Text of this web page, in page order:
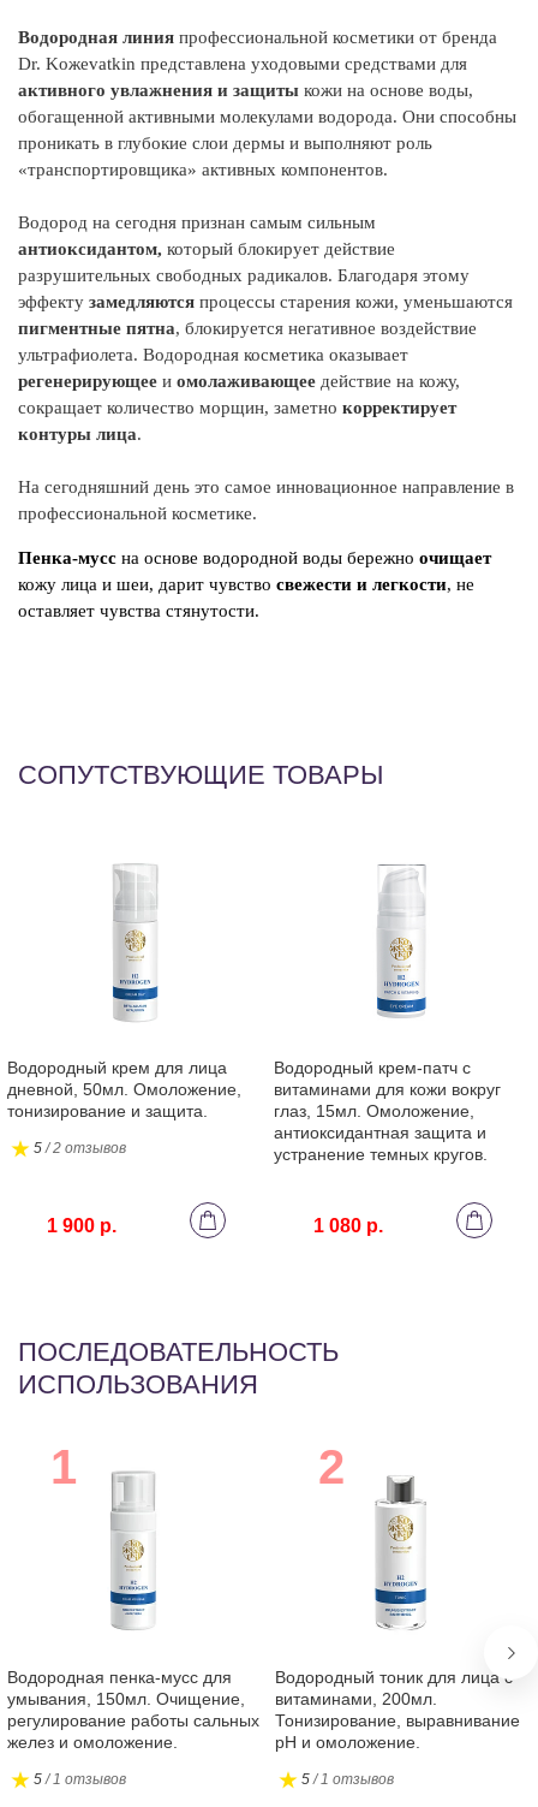
Водородная линия профессиональной косметики от бренда
Dr. Koжevatkin представлена уходовыми средствами для
активного увлажнения и защиты кожи на основе воды,
обогащенной активными молекулами водорода. Они способны
проникать в глубокие слои дермы и выполняют роль
«транспортировщика» активных компонентов.
Водород на сегодня признан самым сильным
антиоксидантом, который блокирует действие
разрушительных свободных радикалов. Благодаря этому
эффекту замедляются процессы старения кожи, уменьшаются
пигментные пятна, блокируется негативное воздействие
ультрафиолета. Водородная косметика оказывает
регенерирующее и омолаживающее действие на кожу,
сокращает количество морщин, заметно корректирует
контуры лица.
На сегодняшний день это самое инновационное направление в
профессиональной косметике.
Пенка-мусс на основе водородной воды бережно очищает
кожу лица и шеи, дарит чувство свежести и легкости, не
оставляет чувства стянутости.
СОПУТСТВУЮЩИЕ ТОВАРЫ
Водородный крем для лица
дневной, 50мл. Омоложение,
тонизирование и защита.
5/ 2 отзывов
1 900 р.
Водородный крем-патч с
витаминами для кожи вокруг
глаз, 15мл. Омоложение,
антиоксидантная защита и
устранение темных кругов.
1 080 р.
ПОСЛЕДОВАТЕЛЬНОСТЬ
ИСПОЛЬЗОВАНИЯ
Водородная пенка-мусс для
умывания, 150мл. Очищение,
регулирование работы сальных
желез и омоложение.
5/ 1 отзывов
Водородный тоник для лица с
витаминами, 200мл.
Тонизирование, выравнивание
pH и омоложение.
5/ 1 отзывов